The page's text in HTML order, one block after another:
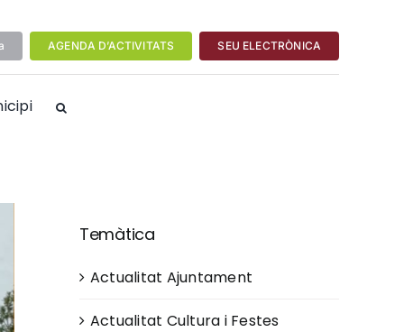
AGENDA D’ACTIVITATS SEU ELECTRÒNICA
Temàtica
Actualitat Ajuntament
Actualitat Cultura i Festes